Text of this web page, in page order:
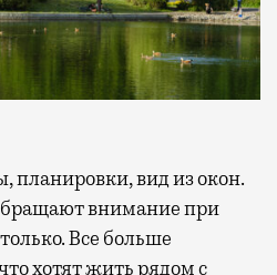
внимание при
Все больше
хотят жить рядом с